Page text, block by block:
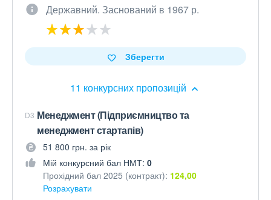
Державний. Заснований в 1967 р.
11 конкурсних пропозицій
Зберегти
D3 Менеджмент (Підприємництво та
менеджмент стартапів)
51 800 грн. за рік
Мій конкурсний бал НМТ: 0
Прохідний бал 2025 (контракт): 124,00
Розрахувати